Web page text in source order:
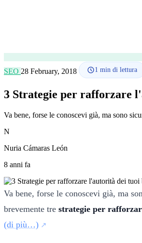
SEO 28 February, 2018 1 min di lettura
3 Strategie per rafforzare
Va bene, forse le conoscevi già, ma sono
N
Nuria Cámaras León
8 anni fa
Va bene, forse le conoscevi già, ma
brevemente tre strategie per
(di più…)